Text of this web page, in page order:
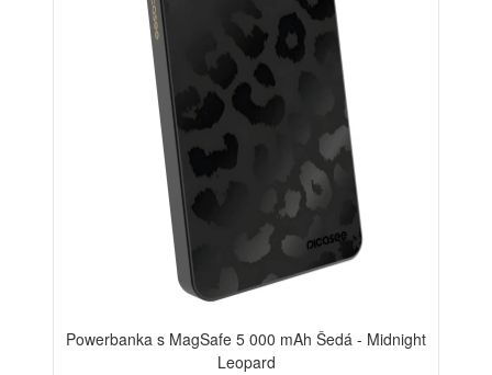
Powerbanka s MagSafe 5 000 mAh Šedá - Midnight
Leopard